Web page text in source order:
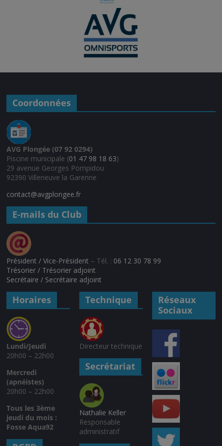
Coordonnées
AVG Plongée (07 92 0294)
Piscine municipale (01 47 98 18 63)
29 avenue Georges Pompidou
92390 Villeneuve la Garenne
contact@avgplongee.fr
E-mails du Club
Président / Vice-Président – Tél. : 06 12 30 78 99
Trésorier / Trésorier adjoint
Secrétaire / Secrétaire adjoint
Horaires
Lundi/Jeudi
20h00 – 22h00
Mercredi
(apnéistes)
20h00 – 22h00
Tous les 3ème
jeudi du mois :
Fosse Aqua92
Technique
Directeur technique
Secrétariat
Nathalie Keller
Responsable
administratif
Réseaux
Sociaux